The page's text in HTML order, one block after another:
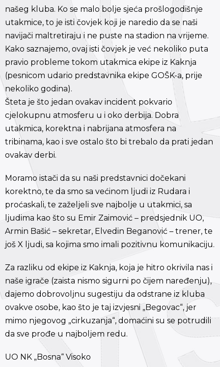
našeg kluba. Ko se malo bolje sjeća prošlogodišnje
utakmice, to je isti čovjek koji je naredio da se naši
navijači maltretiraju i ne puste na stadion na vrijeme.
Kako saznajemo, ovaj isti čovjek je već nekoliko puta
pravio probleme tokom utakmica ekipe iz Kaknja
(pesnicom udario predstavnika ekipe GOŠK-a, prije
nekoliko godina).
Šteta je što jedan ovakav incident pokvario
cjelokupnu atmosferu u i oko derbija. Dobra
utakmica, korektna i nabrijana atmosfera na
tribinama, kao i sve ostalo što bi trebalo da prati jedan
ovakav derbi.
Moramo istači da su naši predstavnici dočekani
korektno, te da smo sa većinom ljudi iz Rudara i
proćaskali, te zaželjeli sve najbolje u utakmici, sa
ljudima kao što su Emir Zaimović – predsjednik UO,
Armin Bašić – sekretar, Elvedin Beganović – trener, te
još X ljudi, sa kojima smo imali pozitivnu komunikaciju.
Za razliku od ekipe iz Kaknja, koja je hitro okrivila nas i
naše igrače (zaista nismo sigurni po čijem naređenju),
dajemo dobrovoljnu sugestiju da odstrane iz kluba
ovakve osobe, kao što je taj izvjesni „Begovac“, jer
mimo njegovog „cirkuzanja“, domaćini su se potrudili
da sve prođe u najboljem redu.
UO NK „Bosna“ Visoko